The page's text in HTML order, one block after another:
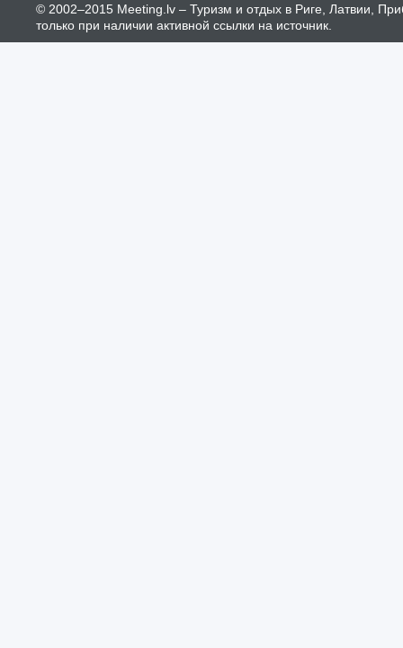
© 2002–2015 Meeting.lv – Туризм и отдых в Риге, Латвии,
только при наличии активной ссылки на источник.